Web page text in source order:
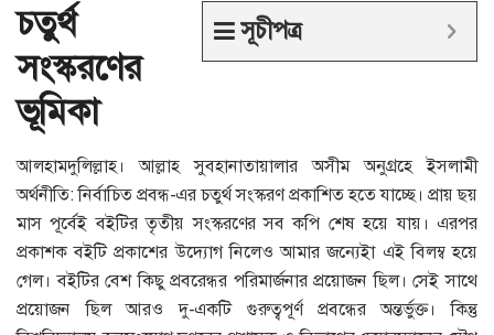
সূচীপত্র
চতুর্থ
সংস্করণের
ভূমিকা
আলহামদুলিল্লাহ। আল্লাহ সুবহানাতায়ালার অসীম অনুগ্রহে ইসলামী
অর্থনীতি: নির্বাচিত প্রবন্ধ-এর চতুর্থ সংস্করণ প্রকাশিত হতে যাচ্ছে। প্রায় ছয়
মাস পূর্বেই বইটির তৃতীয় সংস্করণের সব কপি শেষ হয়ে যায়। এরপর
প্রকাশক বইটি প্রকাশের উদ্যোগ নিলেও আমার জন্যেইা এই বিলম্ব হয়ে
গেল। বইটির বেশ কিছু প্রবরেন্ধর পরিমার্জনার প্রয়োজন ছিল। সেই সাথে
প্রয়োজন ছিল আরও দু-একটি গুরুত্বপূর্ণ প্রবন্ধের অন্তর্ভুক্ত। কিন্তু